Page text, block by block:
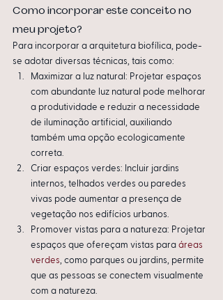
Como incorporar este conceito no
meu projeto?
Para incorporar a arquitetura biofílica, pode-
se adotar diversas técnicas, tais como:
Maximizar a luz natural: Projetar espaços
com abundante luz natural pode melhorar
a produtividade e reduzir a necessidade
de iluminação artificial, auxiliando
também uma opção ecologicamente
correta.
Criar espaços verdes: Incluir jardins
internos, telhados verdes ou paredes
vivas pode aumentar a presença de
vegetação nos edifícios urbanos.
Promover vistas para a natureza: Projetar
espaços que ofereçam vistas para áreas
verdes, como parques ou jardins, permite
que as pessoas se conectem visualmente
com a natureza.